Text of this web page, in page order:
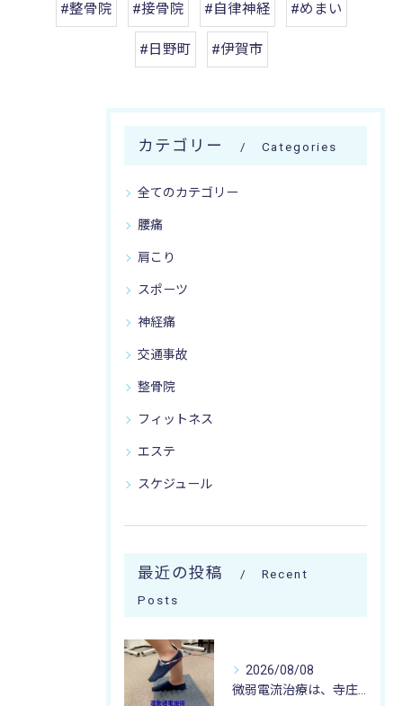
#整骨院 #接骨院 #自律神経 #めまい
#日野町 #伊賀市
カテゴリー Categories
全てのカテゴリー
腰痛
肩こり
スポーツ
神経痛
交通事故
整骨院
フィットネス
エステ
スケジュール
最近の投稿
Recent
Posts
2026/08/08